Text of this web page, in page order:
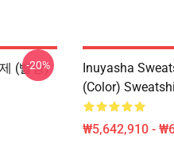
(빨강)
-20%
Inuyasha
(color)
₩5,642,910 -